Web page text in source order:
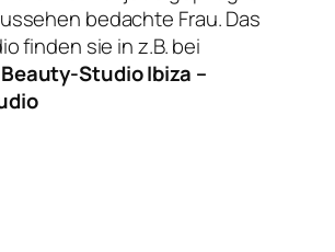
bedachte Frau. Das
finden sie in z.B. bei
Beauty-Studio Ibiza –